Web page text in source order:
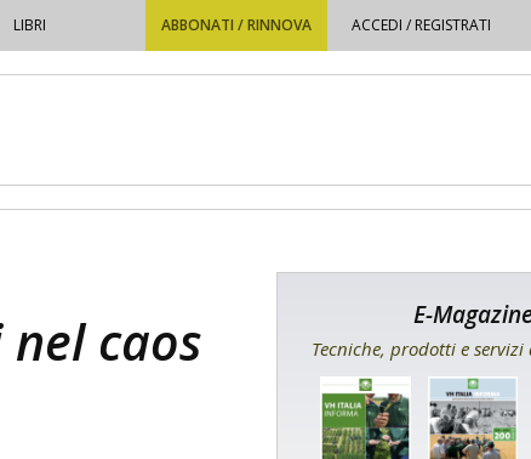
LIBRI ABBONATI / RINNOVA ACCEDI / REGISTRATI
caos E-
Tecniche, prodotti e servizi